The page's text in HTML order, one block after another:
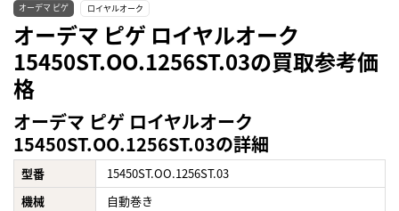
オーデマ ピゲ ロイヤルオーク
オーデマ ピゲ ロイヤルオーク
15450ST.OO.1256ST.03の買取参考価
格
オーデマ ピゲ ロイヤルオーク
15450ST.OO.1256ST.03の詳細
型番
15450ST.OO.1256ST.03
機械
自動巻き